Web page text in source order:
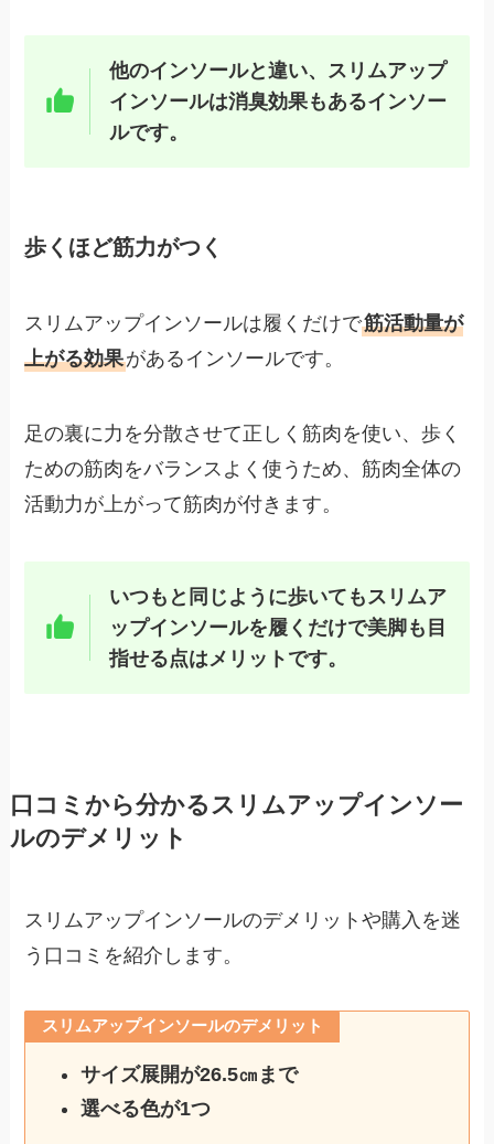
他のインソールと違い、スリムアップ
インソールは消臭効果もあるインソー
ルです。
歩くほど筋力がつく
スリムアップインソールは履くだけで筋活動量が
上がる効果があるインソールです。
足の裏に力を分散させて正しく筋肉を使い、歩く
ための筋肉をバランスよく使うため、筋肉全体の
活動力が上がって筋肉が付きます。
いつもと同じように歩いてもスリムア
ップインソールを履くだけで美脚も目
指せる点はメリットです。
口コミから分かるスリムアップインソー
ルのデメリット
スリムアップインソールのデメリットや購入を迷
う口コミを紹介します。
スリムアップインソールのデメリット
サイズ展開が26.5㎝まで
選べる色が1つ